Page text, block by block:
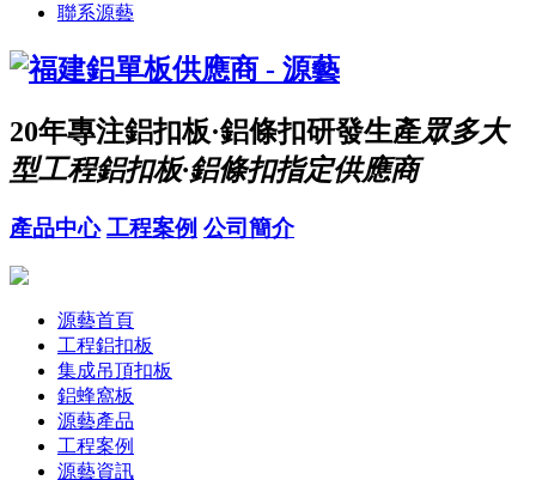
聯系源藝
20年專注鋁扣板·鋁條扣研發生產眾多大
型工程鋁扣板·鋁條扣指定供應商
產品中心 工程案例 公司簡介
源藝首頁
工程鋁扣板
集成吊頂扣板
鋁蜂窩板
源藝產品
工程案例
源藝資訊